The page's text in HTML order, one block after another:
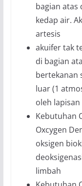
bagian atas
kedap air.
artesis
akuifer tak
di bagian
bertekanan
luar (1
oleh
Kebutuhan
Oxcygen
oksigen
limbah